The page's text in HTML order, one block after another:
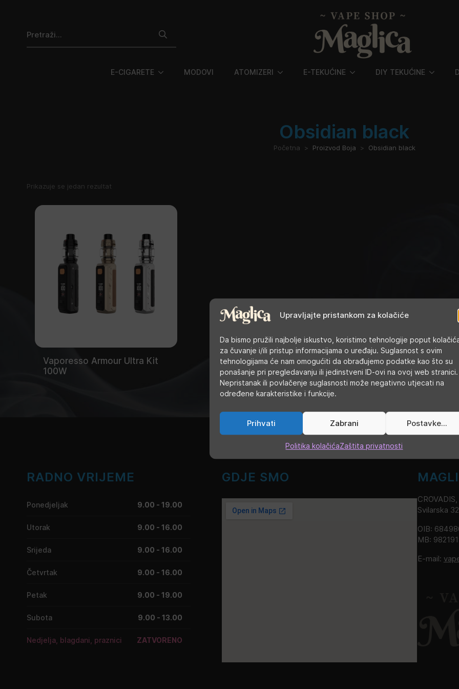
Upravljajte pristankom za kolačiće
Da bismo pružili najbolje iskustvo, koristimo tehnologije poput
za čuvanje i/ili pristup informacijama o uređaju. Suglasnost s ovim
tehnologijama će nam omogućiti da obrađujemo podatke kao što su
ponašanje pri pregledavanju ili jedinstveni ID-ovi na ovoj web stranici.
Nepristanak ili povlačenje suglasnosti može negativno utjecati na
određene karakteristike i funkcije.
Prihvati Zabrani Postavke...
Politika kolačićaZaštita privatnosti
E-CIGARETE MODOVI ATOMIZERI E-TEKUĆINE DIY TEKUĆINE
Obsidian black
Početna Proizvod Boja Obsidian black
Prikazuje se jedan rezultat
Vaporesso Armour Ultra Kit
100W
RADNO VRIJEME
Ponedjeljak 9.00 - 19.00
Utorak 9.00 - 16.00
Srijeda 9.00 - 16.00
Četvrtak 9.00 - 16.00
Petak 9.00 - 19.00
Subota 9.00 - 13.00
Nedjelja, blagdani, praznici ZATVORENO
GDJE SMO
Svilarska
OIB:
MB:
E-mail: